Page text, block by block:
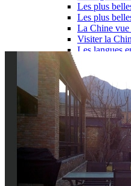
Les plus
Les plus
La Chine vue
Visiter la
Les langues
Préparer son
Notre
Météo & climat
Obtention
Comment
Maîtrisez les
Transports
Vols directs
Voyager en
Voyager en
Vaccins pour
Mal des